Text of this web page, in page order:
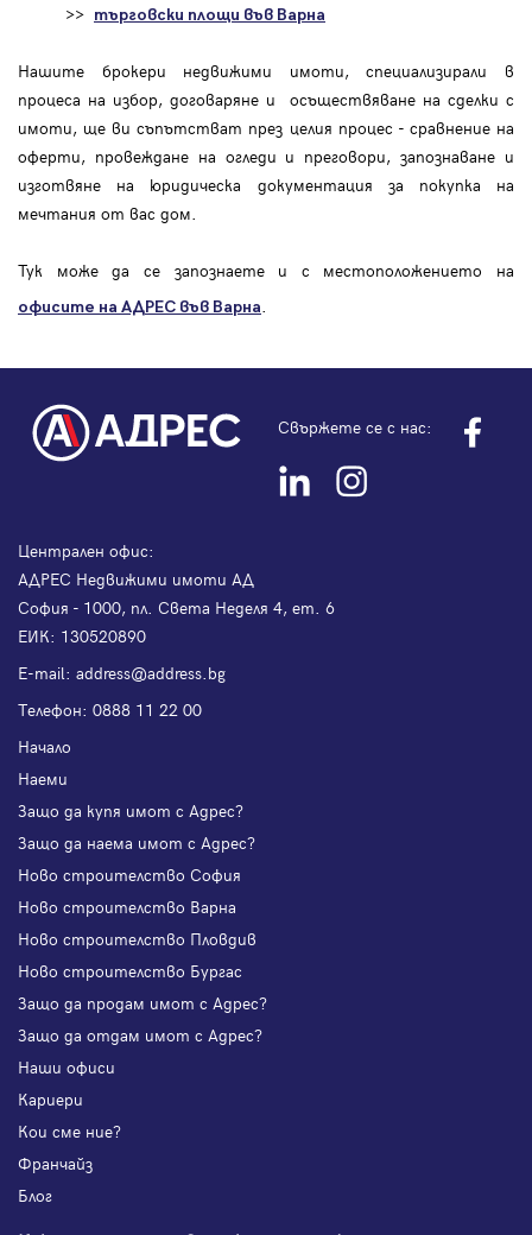
>> търговски площи във Варна
Нашите брокери недвижими имоти, специализирали в
процеса на избор, договаряне и осъществяване на сделки с
имоти, ще ви съпътстват през целия процес - сравнение на
оферти, провеждане на огледи и преговори, запознаване и
изготвяне на юридическа документация за покупка на
мечтания от вас дом.
Тук може да се запознаете и с местоположението на
офисите на АДРЕС във Варна
Свържете се с нас:
Централен офис:
АДРЕС Недвижими имоти АД
София - 1000, пл. Света Неделя 4, ет. 6
ЕИК: 130520890
Е-mail: address@address.bg
Телефон: 0888 11 22 00
Начало
Наеми
Защо да купя имот с Адрес?
Защо да наема имот с Адрес?
Ново строителство София
Ново строителство Варна
Ново строителство Пловдив
Ново строителство Бургас
Защо да продам имот с Адрес?
Защо да отдам имот с Адрес?
Наши офиси
Кариери
Кои сме ние?
Франчайз
Блог